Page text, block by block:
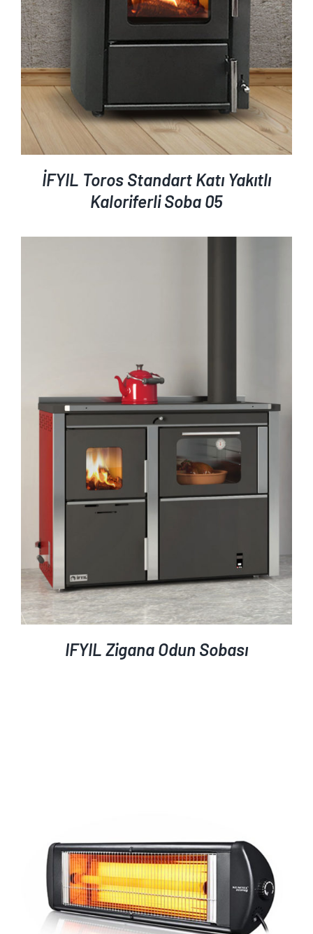
İFYIL Toros Standart Katı Yakıtlı
Kaloriferli Soba 05
AYRINTILAR
IFYIL Zigana Odun Sobası
AYRINTILAR